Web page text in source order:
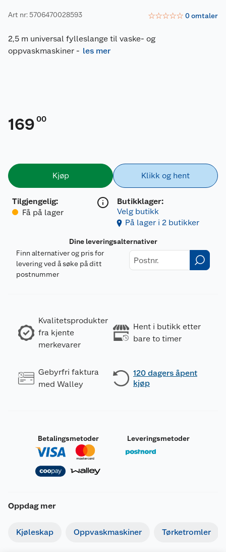
Art nr: 5706470028593 ☆☆☆☆☆ 0omtaler
2,5 m universal fylleslange til vaske- og
oppvaskmaskiner - les mer
169 00
Kjøp
Tilgjengelig:
Få på lager
Klikk og hent
Butikklager:
Velg butikk
På lager i 2 butikker
Dine leveringsalternativer
Finn alternativer og pris for
levering ved å søke på ditt
postnummer
Kvalitetsprodukter
fra kjente
merkevarer
Hent i butikk etter
bare to timer
Gebyrfri faktura
med Walley
120 dagers åpent
kjøp
Betalingsmetoder Leveringsmetoder
Oppdag mer
Kjøleskap Oppvaskmaskiner Tørketromler